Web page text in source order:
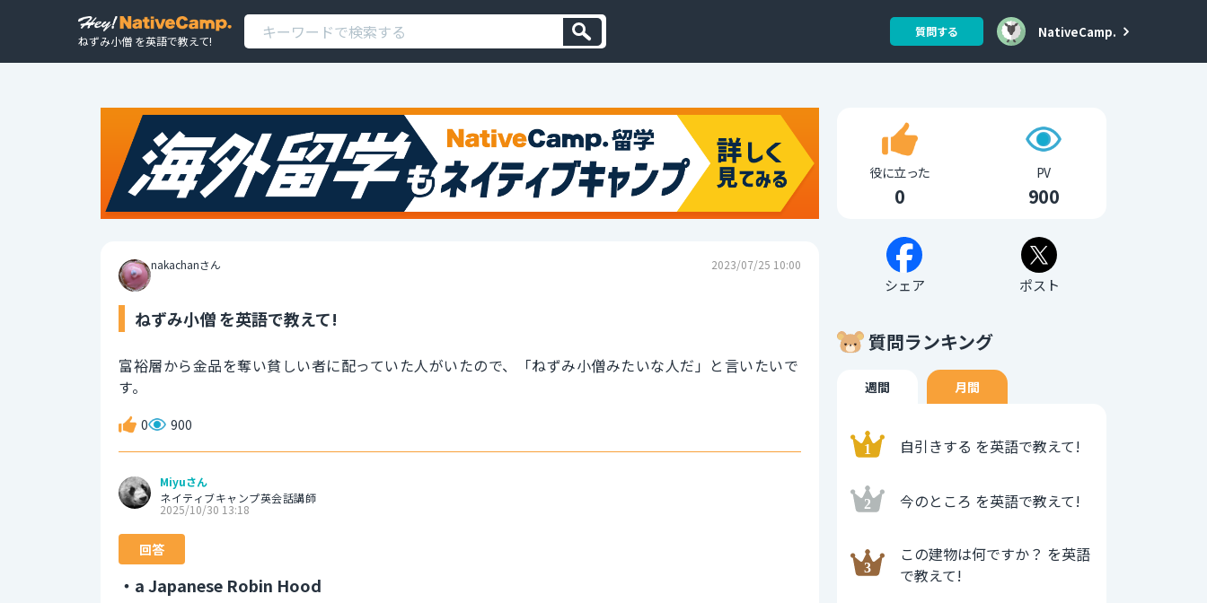
ねずみ小僧 を英語で教えて!
質問する NativeCamp.
nakachanさん 2023/07/25 10:00
ねずみ小僧 を英語で教えて!
富裕層から金品を奪い貧しい者に配っていた人がいたので、「ねずみ小僧みたいな人だ」と言いたいで
す。
0 900
Miyuさん
ネイティブキャンプ英会話講師
2025/10/30 13:18
回答
・a Japanese Robin Hood
役に立った
0
PV
900
シェア ポスト
質問ランキング
週間 月間
自引きする を英語で教えて!
今のところ を英語で教えて!
この建物は何ですか？ を英語
で教えて!